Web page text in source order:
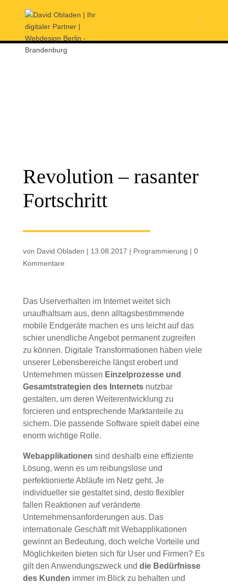
Revolution – rasanter
Fortschritt
von David Obladen | 13.08.2017 | Programmierung | 0
Kommentare
Das Userverhalten im Internet weitet sich
unaufhaltsam aus, denn alltagsbestimmende
mobile Endgeräte machen es uns leicht auf das
schier unendliche Angebot permanent zugreifen
zu können. Digitale Transformationen haben viele
unserer Lebensbereiche längst erobert und
Unternehmen müssen Einzelprozesse und
Gesamtstrategien des Internetsnutzbar
gestalten, um deren Weiterentwicklung zu
forcieren und entsprechende Marktanteile zu
sichern. Die passende Software spielt dabei eine
enorm wichtige Rolle.
Webapplikationen sind deshalb eine effiziente
Lösung, wenn es um reibungslose und
perfektionierte Abläufe im Netz geht. Je
individueller sie gestaltet sind, desto flexibler
fallen Reaktionen auf veränderte
Unternehmensanforderungen aus. Das
internationale Geschäft mit Webapplikationen
gewinnt an Bedeutung, doch welche Vorteile und
Möglichkeiten bieten sich für User und Firmen? Es
gilt den Anwendungszweck und die Bedürfnisse
des Kunden immer im Blick zu behalten und